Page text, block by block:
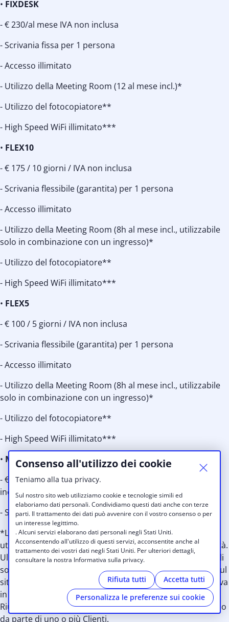
Consenso all'utilizzo dei cookie
Teniamo alla tua privacy.
Sul nostro sito web utilizziamo cookie e tecnologie simili ed
elaboriamo dati personali. Condividiamo questi dati anche con terze
parti. Il trattamento dei dati può avvenire con il vostro consenso o per
un interesse legittimo.
. Alcuni servizi elaborano dati personali negli Stati Uniti.
Acconsentendo all'utilizzo di questi servizi, acconsentite anche al
trattamento dei vostri dati negli Stati Uniti. Per ulteriori dettagli,
consultare la nostra Informativa sulla privacy.
Rifiuta tutti
Accetta tutti
Personalizza le preferenze sui cookie
• FIXDESK
- € 230/al mese IVA non inclusa
- Scrivania fissa per 1 persona
- Accesso illimitato
- Utilizzo della Meeting Room (12 al mese incl.)*
- Utilizzo del fotocopiatore**
- High Speed WiFi illimitato***
• FLEX10
- € 175 / 10 giorni / IVA non inclusa
- Scrivania flessibile (garantita) per 1 persona
- Accesso illimitato
- Utilizzo della Meeting Room (8h al mese incl., utilizzabile
solo in combinazione con un ingresso)*
- Utilizzo del fotocopiatore**
- High Speed WiFi illimitato***
• FLEX5
- € 100 / 5 giorni / IVA non inclusa
- Scrivania flessibile (garantita) per 1 persona
- Accesso illimitato
- Utilizzo della Meeting Room (8h al mese incl., utilizzabile
solo in combinazione con un ingresso)*
- Utilizzo del fotocopiatore**
- High Speed WiFi illimitato***
• MEETING ROOM – solo per Startbase Member*
- € 50 la prima ora e € 25 ogni ora consecutiva, IVA non
inclusa
- Screen con PC integrato alla vostra disposizione
*La Meeting Room (capacità massima 10 persone) è
utilizzabile solo su prenotazione e in base alla disponibilità.
Ulteriori ore fuori dai contingenti previsti dai singoli profili
sono prenotabili on-line solo a pagamento (€ 25/all’ora) sul
sito http://brunico.startbase.it.BRUNICO AKTIV Srl si riserva
in ogni momento di chiudere temporaneamente la Sala
Riunioni in caso di abusi o utilizzo della stessa come ufficio
da parte di uno o più Clienti.